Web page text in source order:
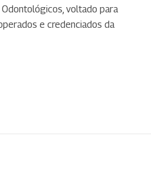
voltado para
e credenciados da